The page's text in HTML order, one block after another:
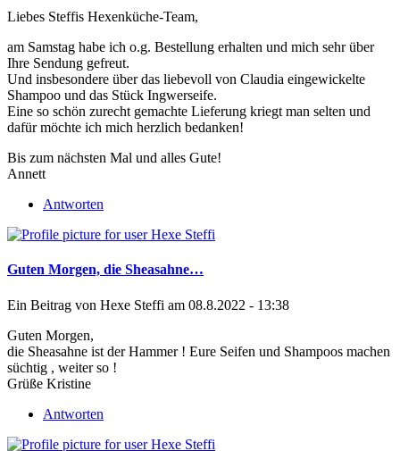
Liebes Steffis Hexenküche-Team,
am Samstag habe ich o.g. Bestellung erhalten und mich sehr über
Ihre Sendung gefreut.
Und insbesondere über das liebevoll von Claudia eingewickelte
Shampoo und das Stück Ingwerseife.
Eine so schön zurecht gemachte Lieferung kriegt man selten und
dafür möchte ich mich herzlich bedanken!
Bis zum nächsten Mal und alles Gute!
Annett
Antworten
Guten Morgen, die Sheasahne…
Ein Beitrag von Hexe Steffi am 08.8.2022 - 13:38
Guten Morgen,
die Sheasahne ist der Hammer ! Eure Seifen und Shampoos machen
süchtig , weiter so !
Grüße Kristine
Antworten